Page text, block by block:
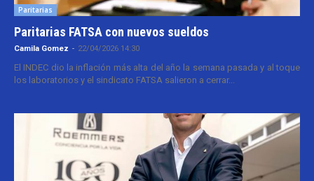
Paritarias
Paritarias FATSA con nuevos sueldos
Camila Gomez - 22/04/2026 14:30
El INDEC dio la inflación más alta del año la semana pasada y al toque
los laboratorios y el sindicato FATSA salieron a cerrar...